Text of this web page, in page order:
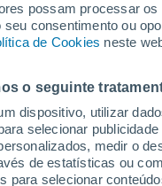
possam processar
consentimento ou
de Cookies neste
o seguinte
dispositivo, utilizar
selecionar
medir o
de estatísticas ou
para selecionar